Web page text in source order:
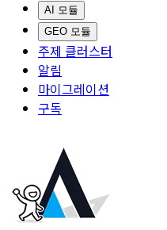
AI 모듈
GEO 모듈
주제 클러스터
알림
마이그레이션
구독